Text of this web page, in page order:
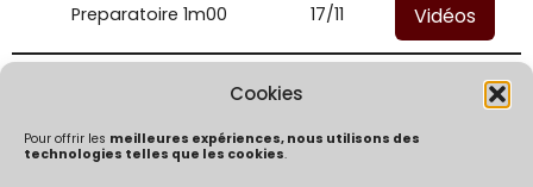
Cookies
Pour offrir les meilleures expériences, nous utilisons des
technologies telles que les cookies.
Preparatoire 1m00 17/11 Vidéos